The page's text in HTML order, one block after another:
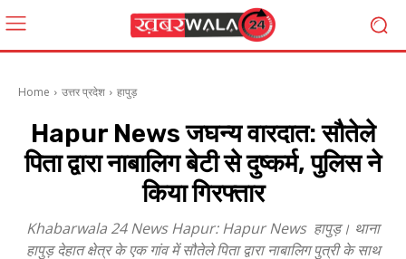
Home उत्तर प्रदेश हापुड़
Hapur News जघन्य वारदात: सौतेले
पिता द्वारा नाबालिग बेटी से दुष्कर्म, पुलिस ने
किया गिरफ्तार
Khabarwala 24 News Hapur: Hapur News हापुड़। थाना
हापुड़ देहात क्षेत्र के एक गांव में सौतेले पिता द्वारा नाबालिग पुत्री के साथ